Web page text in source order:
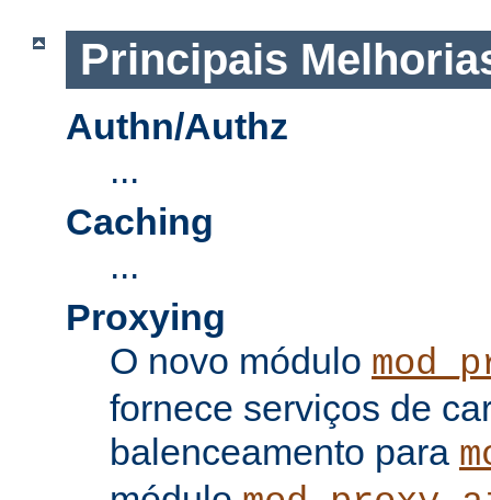
Principais
Authn/Authz
...
Caching
...
Proxying
O novo módulo
fornece serviços de
balenceamento para